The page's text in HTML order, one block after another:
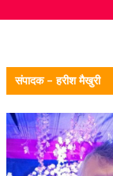
संपादक – हरीश मैखुरी